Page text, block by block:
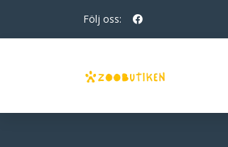
Följ oss: